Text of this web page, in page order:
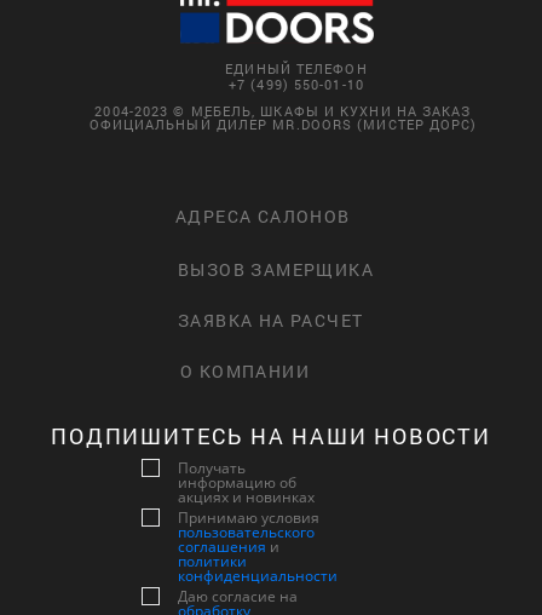
ЕДИНЫЙ ТЕЛЕФОН
+7 (499) 550-01-10
2004-2023 © МЕБЕЛЬ, ШКАФЫ И КУХНИ НА ЗАКАЗ
ОФИЦИАЛЬНЫЙ ДИЛЕР MR.DOORS (МИСТЕР ДОРС)
АДРЕСА САЛОНОВ
ВЫЗОВ ЗАМЕРЩИКА
ЗАЯВКА НА РАСЧЕТ
О КОМПАНИИ
ПОДПИШИТЕСЬ НА НАШИ НОВОСТИ
Получать
информацию об
акциях и новинках
Принимаю условия
пользовательского
соглашения и
политики
конфиденциальности
Даю согласие на